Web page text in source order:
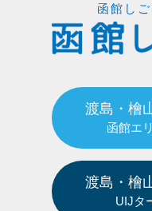
函館し
渡島・檜
函館エ
渡島・檜
UIJタ